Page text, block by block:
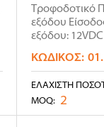
Τροφοδοτικό
εξόδου
εξόδου:
ΚΩΔΙΚΌΣ:
ΕΛΆΧΙΣΤΗ
MOQ: 2